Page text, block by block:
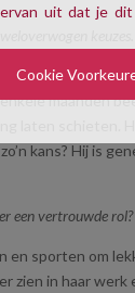
maanden
laten schieten.
kans? Hij is
een vertrouwde rol?
sporten om
zien in haar werk
uit dat je
Cookie